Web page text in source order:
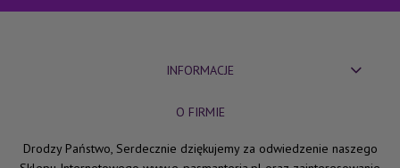
INFORMACJE
O FIRMIE
Drodzy Państwo, Serdecznie dziękujemy za odwiedzenie naszego